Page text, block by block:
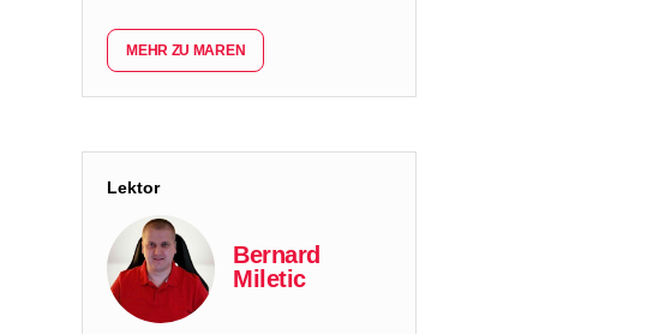
MEHR ZU MAREN
Lektor
Bernard
Miletic